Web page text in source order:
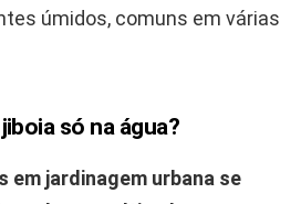
úmidos, comuns em várias
só na água?
jardinagem urbana se